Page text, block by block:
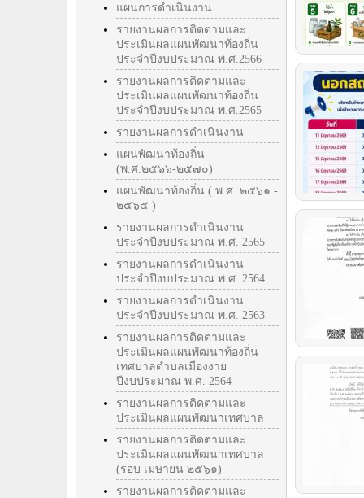
แผนการดำเนินงาน
รายงานผลการติดตามและ
ประเมินผลแผนพัฒนาท้องถิ่น
ประจำปีงบประมาณ พ.ศ.2566
รายงานผลการติดตามและ
ประเมินผลแผนพัฒนาท้องถิ่น
ประจำปีงบประมาณ พ.ศ.2565
รายงานผลการดำเนินงาน
แผนพัฒนาท้องถิ่น
(พ.ศ.๒๕๖๖-๒๕๗๐)
แผนพัฒนาท้องถิ่น ( พ.ศ. ๒๕๖๑ -
๒๕๖๕ )
รายงานผลการดำเนินงาน
ประจำปีงบประมาณ พ.ศ. 2565
รายงานผลการดำเนินงาน
ประจำปีงบประมาณ พ.ศ. 2564
รายงานผลการดำเนินงาน
ประจำปีงบประมาณ พ.ศ. 2563
รายงานผลการติดตามและ
ประเมินผลแผนพัฒนาท้องถิ่น
เทศบาลตำบลเมืองงาย
ปีงบประมาณ พ.ศ. 2564
รายงานผลการติดตามและ
ประเมินผลแผนพัฒนาเทศบาล
รายงานผลการติดตามและ
ประเมินผลแผนพัฒนาเทศบาล
(รอบ เมษายน ๒๕๖๑)
รายงานผลการติดตามและ